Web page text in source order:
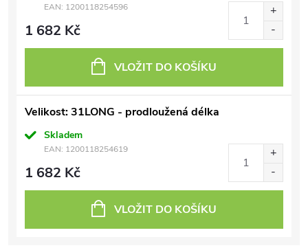
EAN: 1200118254596
1 682 Kč
VLOŽIT DO KOŠÍKU
Velikost: 31LONG - prodloužená délka
Skladem
EAN: 1200118254619
1 682 Kč
VLOŽIT DO KOŠÍKU